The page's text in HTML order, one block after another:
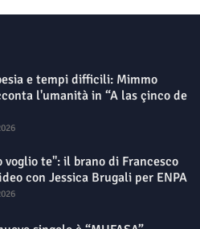
e tempi difficili: Mimmo
l'umanità in “A las çinco de
te": il brano di Francesco
con Jessica Brugali per ENPA